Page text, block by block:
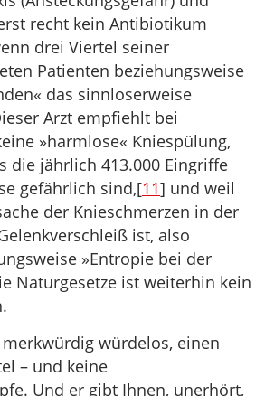
recht kein Antibiotikum
drei Viertel seiner
Patienten beziehungsweise
das sinnloserweise
Arzt empfiehlt bei
»harmlose« Kniespülung,
die jährlich 413.000 Eingriffe
gefährlich sind,[11] und weil
der Knieschmerzen in der
ist, also
»Entropie bei der
Naturgesetze ist weiterhin kein
würdelos, einen
– und keine
Und er gibt Ihnen, unerhört,